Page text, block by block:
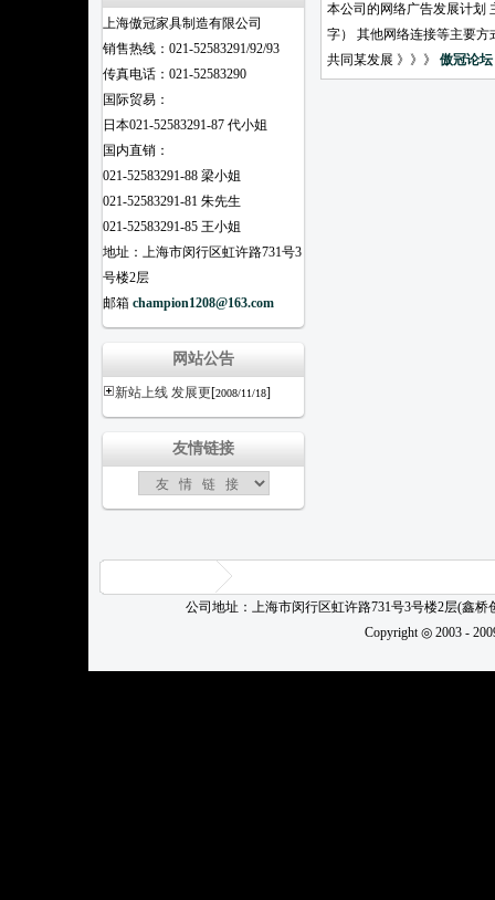
上海傲冠家具制造有限公司
销售热线：021-52583291/92/93
传真电话：021-52583290
国际贸易：
日本021-52583291-87 代小姐
国内直销：
021-52583291-88 梁小姐
021-52583291-81 朱先生
021-52583291-85 王小姐
地址：上海市闵行区虹许路731号3
号楼2层
邮箱 champion1208@163.com
网站公告
新站上线 发展更[2008/11/18]
友情链接
本公司的网络广告发展计划
字） 其他网络连接等主要
共同某发展 》》》 傲冠论坛
公司地址：上海市闵行区虹许路731号3号楼2层(鑫
Copyright ◎ 2003 -